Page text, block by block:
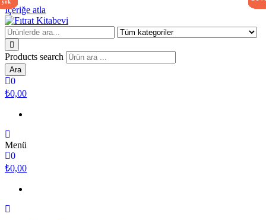
İçeriğe atla
Fıtrat Kitabevi
Oku Yaşa Anlat
Products search
Ara
0
₺0,00
Menü
0
₺0,00
yok
yok